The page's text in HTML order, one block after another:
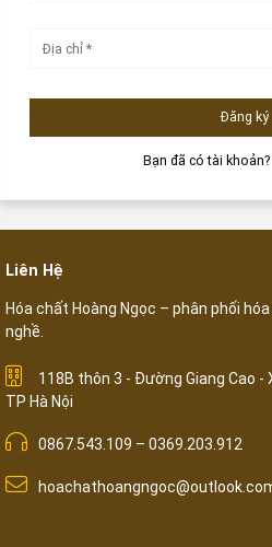
Đăng ký
Bạn đã có tài khoản?
Liên Hệ
Hóa chất Hoàng Ngọc – phân phối
nghề.
118B thôn 3 - Đường Giang Cao -
TP Hà Nội
0867.543.109 – 0369.203.912